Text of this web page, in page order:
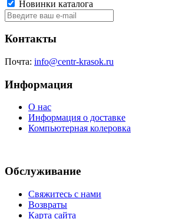
Новинки каталога
Контакты
Почта: info@centr-krasok.ru
Информация
О нас
Информация о доставке
Компьютерная колеровка
Обслуживание
Свяжитесь с нами
Возвраты
Карта сайта